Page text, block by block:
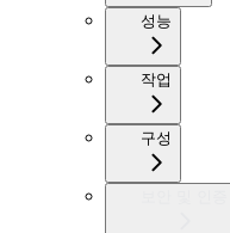
성능
작업
구성